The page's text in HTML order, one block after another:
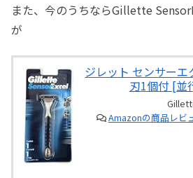
また、今のうちならGillette
が
ジレット センサー
刃1個付 [並
Amazonの商品レビ